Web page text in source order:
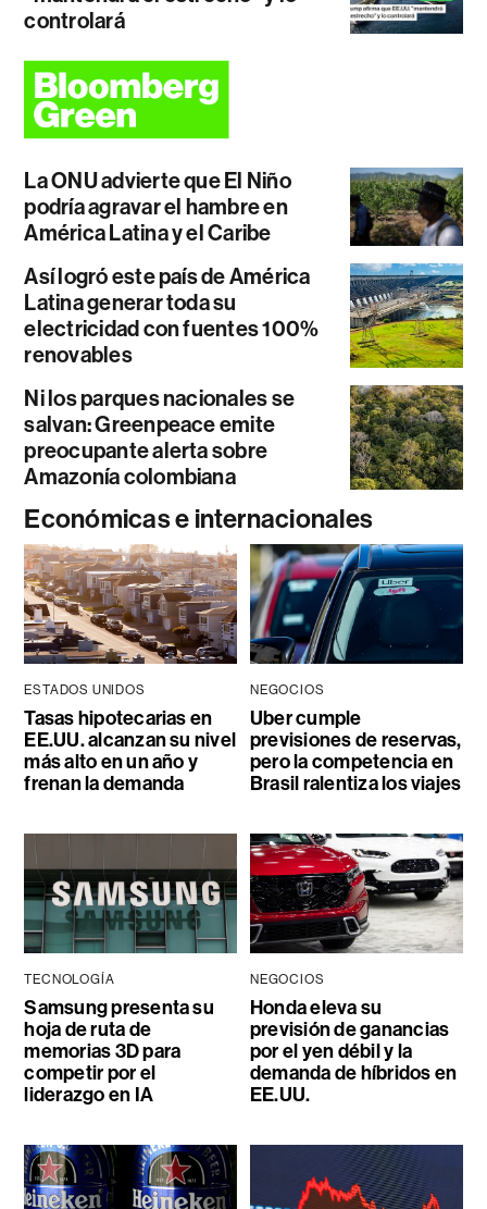
controlará
La ONU advierte que El Niño
podría agravar el hambre en
América Latina y el Caribe
Así logró este país de América
Latina generar toda su
electricidad con fuentes 100%
renovables
Ni los parques nacionales se
salvan: Greenpeace emite
preocupante alerta sobre
Amazonía colombiana
Económicas e internacionales
ESTADOS UNIDOS
Tasas hipotecarias en
EE.UU. alcanzan su nivel
más alto en un año y
frenan la demanda
NEGOCIOS
Uber cumple
previsiones de reservas,
pero la competencia en
Brasil ralentiza los viajes
TECNOLOGÍA
Samsung presenta su
hoja de ruta de
memorias 3D para
competir por el
liderazgo en IA
NEGOCIOS
Honda eleva su
previsión de ganancias
por el yen débil y la
demanda de híbridos en
EE.UU.